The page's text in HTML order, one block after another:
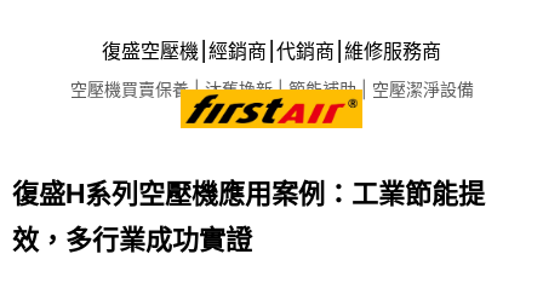
復盛空壓機⎮經銷商⎮代銷商⎮維修服務商
空壓機買賣保養 | 汰舊換新 | 節能補助 | 空壓潔淨設備
復盛H系列空壓機應用案例：工業節能提
效，多行業成功實證